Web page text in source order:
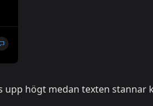
högt medan texten stannar